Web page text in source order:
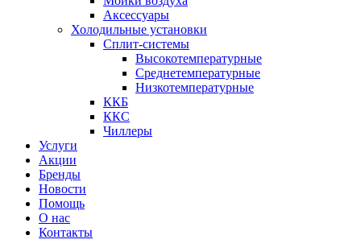
Аксессуары
Холодильные установки
Сплит-системы
Высокотемпературные
Среднетемпературные
Низкотемпературные
ККБ
ККС
Чиллеры
Услуги
Акции
Бренды
Новости
Помощь
О нас
Контакты